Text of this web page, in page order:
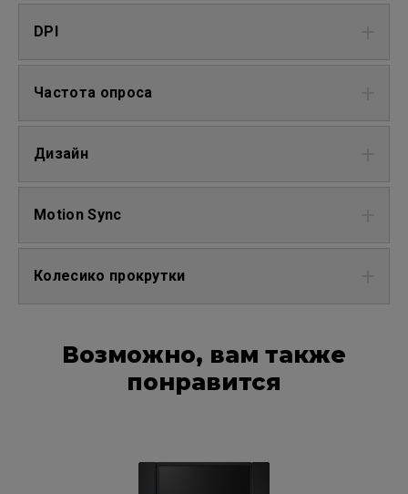
DPI
Частота опроса
Дизайн
Motion Sync
Колесико прокрутки
Возможно, вам также
понравится